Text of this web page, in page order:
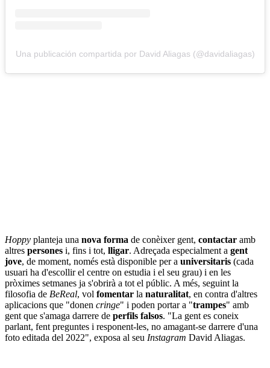
Una publicación compartida por David Aliagas (@davidaliagas)
Hoppy planteja una nova forma de conèixer gent, contactar amb
altres persones i, fins i tot, lligar. Adreçada especialment a gent
jove, de moment, només està disponible per a universitaris (cada
usuari ha d'escollir el centre on estudia i el seu grau) i en les
pròximes setmanes ja s'obrirà a tot el públic. A més, seguint la
filosofia de BeReal, vol fomentar la naturalitat, en contra d'altres
aplicacions que "donen cringe" i poden portar a "trampes" amb
gent que s'amaga darrere de perfils falsos. "La gent es coneix
parlant, fent preguntes i responent-les, no amagant-se darrere d'una
foto editada del 2022", exposa al seu Instagram David Aliagas.